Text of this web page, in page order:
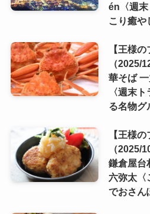
én〈週
こり癒や
【王様
（2025/
華そば
〈週末
る名物グ
【王様
（2025/
鎌倉屋台
六弥太〈
でおさん